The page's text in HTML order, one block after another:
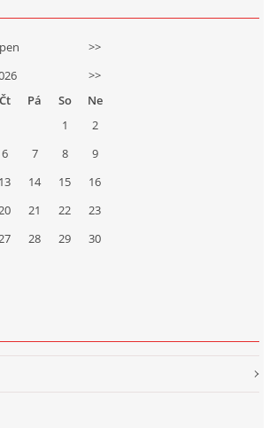
>>
>>
Čt Pá So
Ne
1
2
6 7 8
9
13 14 15
16
21 22
23
28 29
30